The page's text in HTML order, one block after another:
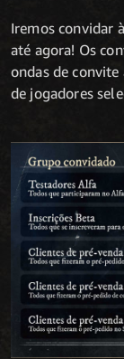
Iremos convidar
até agora! Os
ondas de convite
de jogadores